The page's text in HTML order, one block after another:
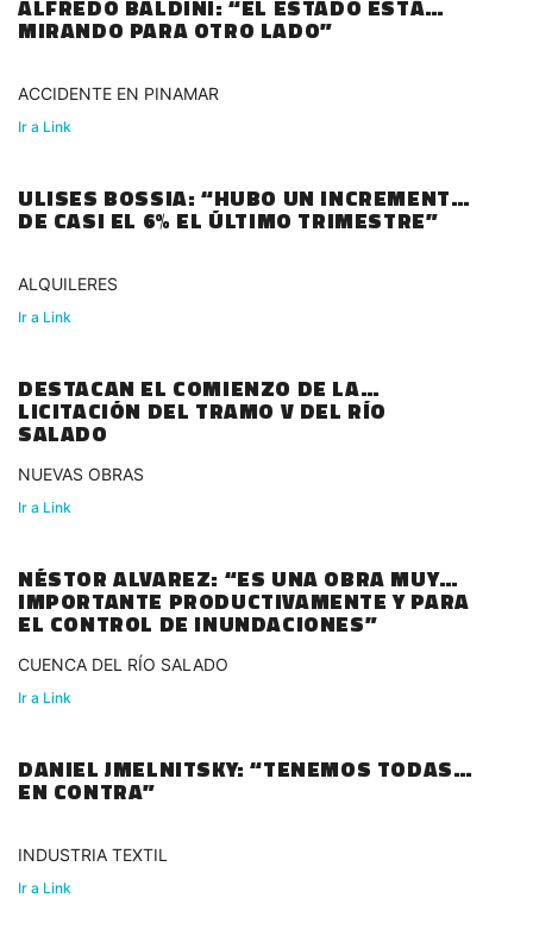
ALFREDO BALDINI: “EL ESTADO ESTÁ
MIRANDO PARA OTRO LADO”
ACCIDENTE EN PINAMAR
Ir a Link
ULISES BOSSIA: “HUBO UN INCREMENTO
DE CASI EL 6% EL ÚLTIMO TRIMESTRE”
ALQUILERES
Ir a Link
DESTACAN EL COMIENZO DE LA
LICITACIÓN DEL TRAMO V DEL RÍO
SALADO
NUEVAS OBRAS
Ir a Link
NÉSTOR ALVAREZ: “ES UNA OBRA MUY
IMPORTANTE PRODUCTIVAMENTE Y PARA
EL CONTROL DE INUNDACIONES”
CUENCA DEL RÍO SALADO
Ir a Link
DANIEL JMELNITSKY: “TENEMOS TODAS
EN CONTRA”
INDUSTRIA TEXTIL
Ir a Link